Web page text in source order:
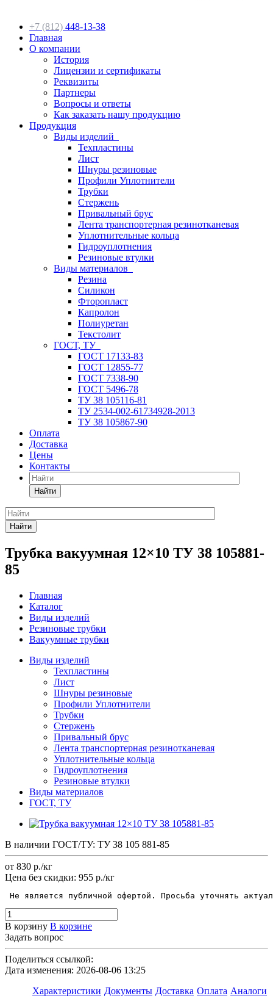
+7 (812) 448-13-38
Главная
О компании
История
Лицензии и сертификаты
Реквизиты
Партнеры
Вопросы и ответы
Как заказать нашу продукцию
Продукция
Виды изделий
Техпластины
Лист
Шнуры резиновые
Профили Уплотнители
Трубки
Стержень
Привальный брус
Лента транспортерная резинотканевая
Уплотнительные кольца
Гидроуплотнения
Резиновые втулки
Виды материалов
Резина
Силикон
Фторопласт
Капролон
Полиуретан
Текстолит
ГОСТ, ТУ
ГОСТ 17133-83
ГОСТ 12855-77
ГОСТ 7338-90
ГОСТ 5496-78
ТУ 38 105116-81
ТУ 2534-002-61734928-2013
ТУ 38 105867-90
Оплата
Доставка
Цены
Контакты
Найти
Найти
Трубка вакуумная 12×10 ТУ 38 105881-
85
Главная
Каталог
Виды изделий
Резиновые трубки
Вакуумные трубки
Виды изделий
Техпластины
Лист
Шнуры резиновые
Профили Уплотнители
Трубки
Стержень
Привальный брус
Лента транспортерная резинотканевая
Уплотнительные кольца
Гидроуплотнения
Резиновые втулки
Виды материалов
ГОСТ, ТУ
В наличии ГОСТ/ТУ: ТУ 38 105 881-85
от 830 р./кг
Цена без скидки: 955 р./кг
Не является публичной офертой. Просьба уточнять
В корзину В корзине
Задать вопрос
Поделиться ссылкой:
Дата изменения: 2026-08-06 13:25
Характеристики Документы Доставка Оплата Аналоги